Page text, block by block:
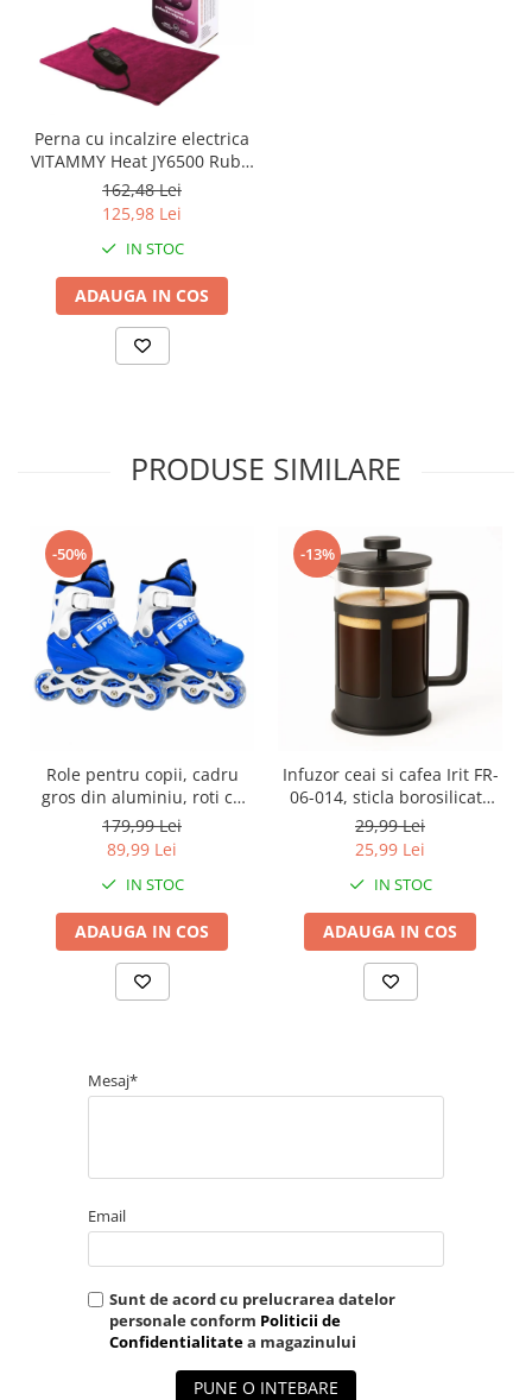
Perna cu incalzire electrica
VITAMMY Heat JY6500 Ruby,
pentru spate si gat, Rosu
Rubiniu
162,48 Lei
125,98 Lei
IN STOC
ADAUGA IN COS
PRODUSE SIMILARE
-50%
Role pentru copii, cadru
gros din aluminiu, roti cu
elasticitate ridicata si
rezistenta la uzura, marime
multiple de inchidere,
Albastru
179,99 Lei
89,99 Lei
IN STOC
ADAUGA IN COS
-13%
Infuzor ceai si cafea Irit FR-
06-014, sticla borosilicata
termorezistenta, sita dubla,
0.6 L, 9 x 16.8 cm
29,99 Lei
25,99 Lei
IN STOC
ADAUGA IN COS
Mesaj*
Email
Sunt de acord cu prelucrarea datelor
personale conform Politicii de
Confidentialitatea magazinului
PUNE O INTEBARE